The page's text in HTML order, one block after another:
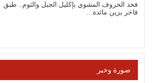
فخذ الخروف المشوي بإكليل الجبل والثوم.. طبق
فاخر يزين مائدة…
صورة وخبر